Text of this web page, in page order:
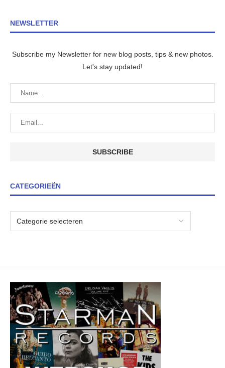
NEWSLETTER
Subscribe my Newsletter for new blog posts, tips & new photos.
Let's stay updated!
CATEGORIEËN